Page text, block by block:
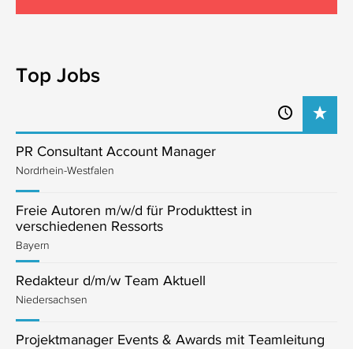
Top Jobs
PR Consultant Account Manager
Nordrhein-Westfalen
Freie Autoren m/w/d für Produkttest in
verschiedenen Ressorts
Bayern
Redakteur d/m/w Team Aktuell
Niedersachsen
Projektmanager Events & Awards mit Teamleitung